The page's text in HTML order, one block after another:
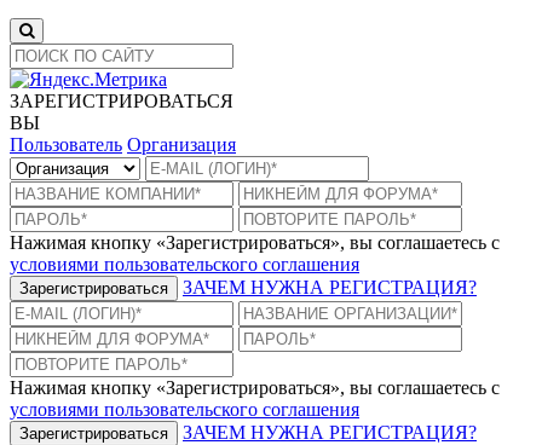
ЗАРЕГИСТРИРОВАТЬСЯ
ВЫ
Пользователь Организация
Нажимая кнопку «Зарегистрироваться», вы соглашаетесь с
условиями пользовательского соглашения
Зарегистрироваться ЗАЧЕМ НУЖНА РЕГИСТРАЦИЯ?
Нажимая кнопку «Зарегистрироваться», вы соглашаетесь с
условиями пользовательского соглашения
Зарегистрироваться
ЗАЧЕМ НУЖНА РЕГИСТРАЦИЯ?